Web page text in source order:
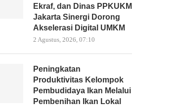
Ekraf, dan Dinas PPKUKM
Jakarta Sinergi Dorong
Akselerasi Digital UMKM
2 Agustus, 2026, 07:10
Peningkatan
Produktivitas Kelompok
Pembudidaya Ikan Melalui
Pembenihan Ikan Lokal